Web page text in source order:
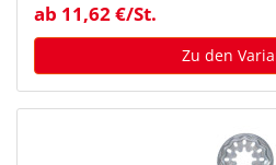
ab 11,62 €/St.
Zu den